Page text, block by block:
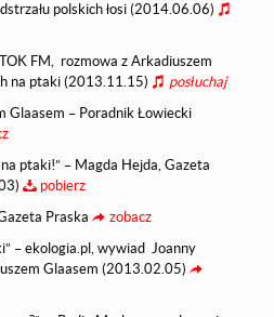
polskich łosi (2014.06.06)
FM, rozmowa z Arkadiuszem
na ptaki (2013.11.15)
posłuchaj
Glaasem – Poradnik Łowiecki
ptaki!” – Magda Hejda, Gazeta
pobierz
Praska
zobacz
– ekologia.pl, wywiad Joanny
Glaasem (2013.02.05)